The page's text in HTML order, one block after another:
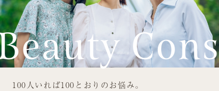
100人いれば100とおりのお悩み。